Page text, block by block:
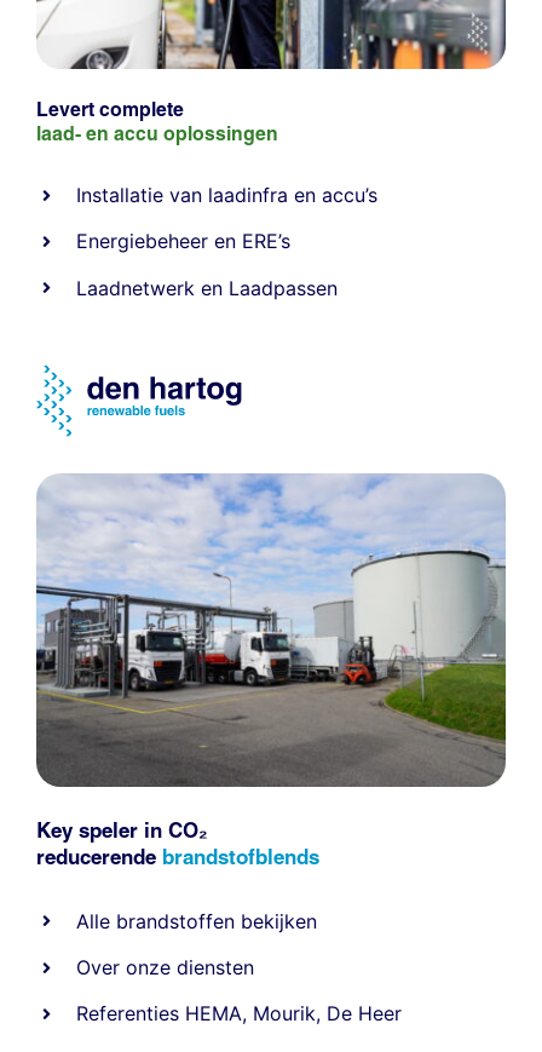
Levert complete
laad- en accu oplossingen
Installatie van laadinfra en accu’s
Energiebeheer en ERE’s
Laadnetwerk en Laadpassen
Key speler in CO₂
reducerende brandstofblends
Alle brandstoffen bekijken
Over onze diensten
Referenties HEMA, Mourik, De Heer